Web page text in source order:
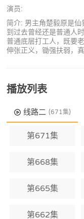
演员:
简介: 男主角楚毅原是
到过去曾经还是普通人
普通底层打工人，既要
伸张正义，锄强扶弱，
播放列表
线路二 (671集)
第671集
第668集
第665集
第662集